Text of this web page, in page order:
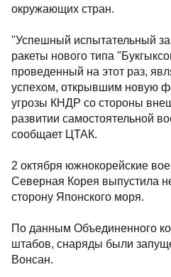
окружающих стран.
"Успешный испытательный
ракеты нового типа
проведенный на этот раз,
успехом, открывшим новую
угрозы КНДР со стороны
развитии самостоятельной
сообщает ЦТАК.
2 октября южнокорейские
Северная Корея выпустила
сторону Японского моря.
По данным Объединенного
штабов, снаряды были
Вонсан.